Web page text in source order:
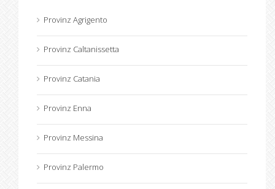
Provinz Agrigento
Provinz Caltanissetta
Provinz Catania
Provinz Enna
Provinz Messina
Provinz Palermo